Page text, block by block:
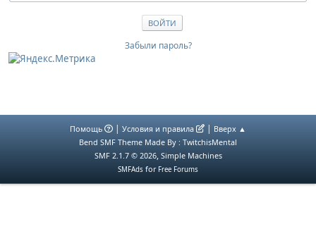
Забыли пароль?
Помощь | Условия и правила | Вверх ▲
Bend SMF Theme Made By : TwitchisMental
SMF 2.1.7 © 2026, Simple Machines
SMFAds for Free Forums